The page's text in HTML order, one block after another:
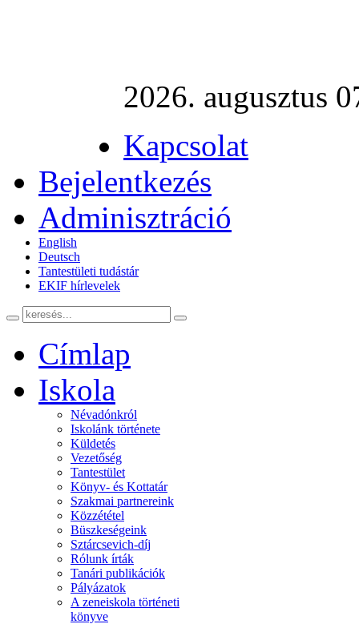
2026. augusztus
Kapcsolat
Bejelentkezés
Adminisztráció
English
Deutsch
Tantestületi tudástár
EKIF hírlevelek
Címlap
Iskola
Névadónkról
Iskolánk története
Küldetés
Vezetőség
Tantestület
Könyv- és Kottatár
Szakmai partnereink
Közzététel
Büszkeségeink
Sztárcsevich-díj
Rólunk írták
Tanári publikációk
Pályázatok
A zeneiskola történeti
könyve